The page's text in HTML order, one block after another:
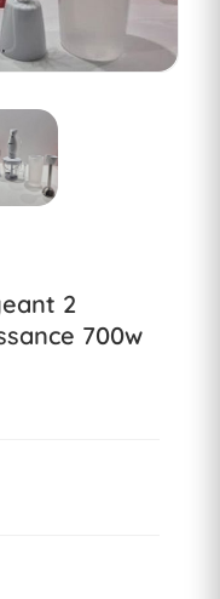
2
700w